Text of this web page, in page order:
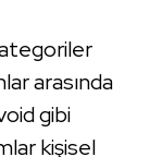
arasında
gibi
kişisel